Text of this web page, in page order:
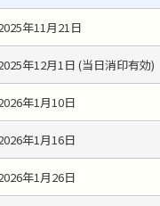
年11月21日
年12月1日 (当日消印有効)
年1月10日
年1月16日
年1月26日